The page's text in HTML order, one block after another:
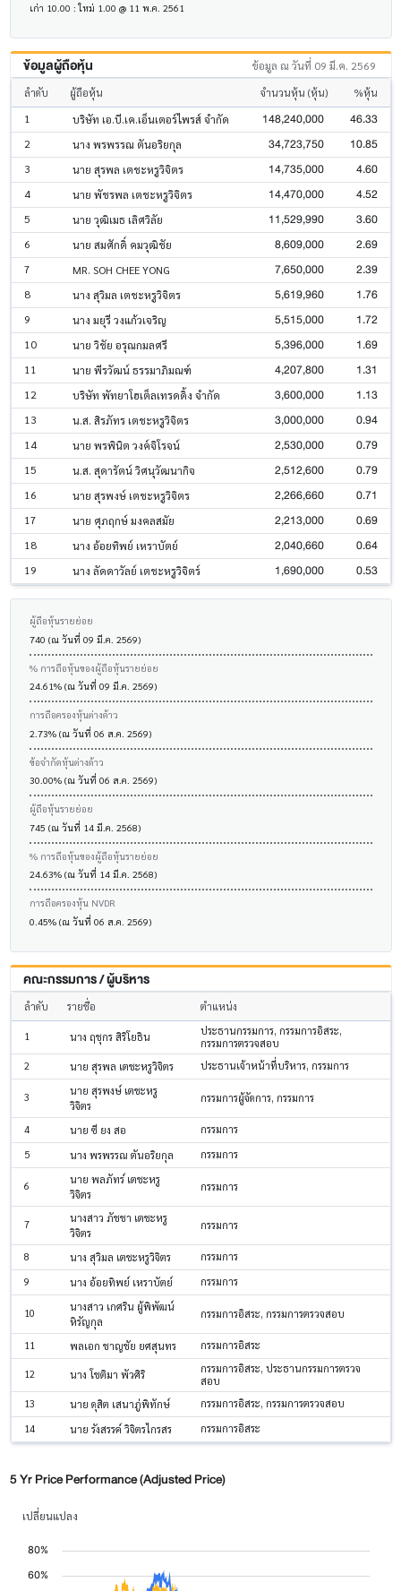
เก่า 10.00 : ใหม่ 1.00 @ 11 พ.ค. 2561
ข้อมูลผู้ถือหุ้น ข้อมูล ณ วันที่ 09 มี.ค. 2569
ลำดับ ผู้ถือหุ้น จำนวนหุ้น (หุ้น) %หุ้น
1 บริษัท เอ.บี.เค.เอ็นเตอร์ไพรส์ จำกัด 148,240,000 46.33
2 นาง พรพรรณ ตันอริยกุล 34,723,750 10.85
3 นาย สุรพล เตชะหรูวิจิตร 14,735,000 4.60
4 นาย พัชรพล เตชะหรูวิจิตร 14,470,000 4.52
5 นาย วุฒิเมธ เลิศวิลัย 11,529,990 3.60
6 นาย สมศักดิ์ คมวุฒิชัย 8,609,000 2.69
7 MR. SOH CHEE YONG 7,650,000 2.39
8 นาง สุวิมล เตชะหรูวิจิตร 5,619,960 1.76
9 นาง มยุรี วงแก้วเจริญ 5,515,000 1.72
10 นาย วิชัย อรุณกมลศรี 5,396,000 1.69
11 นาย พีรวัฒน์ ธรรมาภิมณฑ์ 4,207,800 1.31
12 บริษัท พัทยาโฮเต็ลเทรดดิ้ง จำกัด 3,600,000 1.13
13 น.ส. สิรภัทร เตชะหรูวิจิตร 3,000,000 0.94
14 นาย พรพินิต วงค์จิโรจน์ 2,530,000 0.79
15 น.ส. สุดารัตน์ วิศนุวัฒนากิจ 2,512,600 0.79
16 นาย สุรพงษ์ เตชะหรูวิจิตร 2,266,660 0.71
17 นาย ศุภฤกษ์ มงคลสมัย 2,213,000 0.69
18 นาง อ้อยทิพย์ เหราบัตย์ 2,040,660 0.64
19 นาง ลัดดาวัลย์ เตชะหรูวิจิตร์ 1,690,000 0.53
ผู้ถือหุ้นรายย่อย
740 (ณ วันที่ 09 มี.ค. 2569)
% การถือหุ้นของผู้ถือหุ้นรายย่อย
24.61% (ณ วันที่ 09 มี.ค. 2569)
การถือครองหุ้นต่างด้าว
2.73% (ณ วันที่ 06 ส.ค. 2569)
ข้อจำกัดหุ้นต่างด้าว
30.00% (ณ วันที่ 06 ส.ค. 2569)
ผู้ถือหุ้นรายย่อย
745 (ณ วันที่ 14 มี.ค. 2568)
% การถือหุ้นของผู้ถือหุ้นรายย่อย
24.63% (ณ วันที่ 14 มี.ค. 2568)
การถือครองหุ้น NVDR
0.45% (ณ วันที่ 06 ส.ค. 2569)
คณะกรรมการ / ผู้บริหาร
ลำดับ รายชื่อ ตำแหน่ง
1 นาง ฤชุกร สิริโยธิน
ประธานกรรมการ, กรรมการอิสระ,
กรรมการตรวจสอบ
2
นาย สุรพล เตชะหรูวิจิตร ประธานเจ้าหน้าที่บริหาร, กรรมการ
3
นาย สุรพงษ์ เตชะหรู
วิจิตร
กรรมการผู้จัดการ, กรรมการ
4 นาย ซี ยง สอ
กรรมการ
5
นาง พรพรรณ ตันอริยกุล กรรมการ
6
นาย พลภัทร์ เตชะหรู
วิจิตร
กรรมการ
7
นางสาว ภัชชา เตชะหรู
วิจิตร
กรรมการ
8 นาง สุวิมล เตชะหรูวิจิตร
กรรมการ
9
นาง อ้อยทิพย์ เหราบัตย์ กรรมการ
10
นางสาว เกศริน ผู้พิพัฒน์
หิรัญกุล
กรรมการอิสระ, กรรมการตรวจสอบ
11 พลเอก ชาญชัย ยศสุนทร กรรมการอิสระ
12 นาง โชติมา พัวศิริ
กรรมการอิสระ, ประธานกรรมการตรวจ
สอบ
13
นาย ดุสิต เสนาภู่พิทักษ์
กรรมการอิสระ, กรรมการตรวจสอบ
14
นาย รังสรรค์ วิจิตรไกรสร กรรมการอิสระ
5 Yr Price Performance (Adjusted Price)
เปลี่ยนแปลง